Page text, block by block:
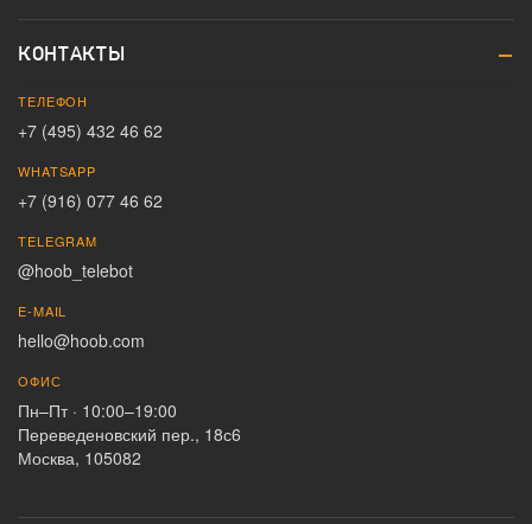
КОНТАКТЫ
ТЕЛЕФОН
+7 (495) 432 46 62
WHATSAPP
+7 (916) 077 46 62
TELEGRAM
@hoob_telebot
E-MAIL
hello@hoob.com
ОФИС
Пн–Пт · 10:00–19:00
Переведеновский пер., 18с6
Москва, 105082